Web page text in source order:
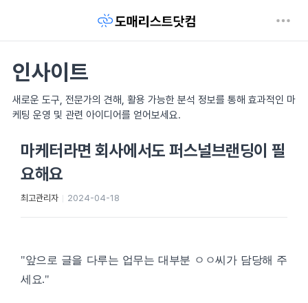
인사이트
새로운 도구, 전문가의 견해, 활용 가능한 분석 정보를 통해 효과적인 마
케팅 운영 및 관련 아이디어를 얻어보세요.
마케터라면 회사에서도 퍼스널브랜딩이 필
요해요
최고관리자 2024-04-18
"앞으로 글을 다루는 업무는 대부분 ㅇㅇ씨가 담당해 주
세요."